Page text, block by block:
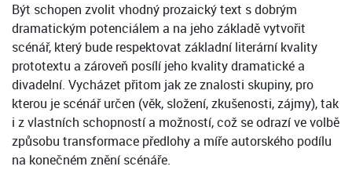
Být schopen zvolit vhodný prozaický text s dobrým
dramatickým potenciálem a na jeho základě vytvořit
scénář, který bude respektovat základní literární kvality
prototextu a zároveň posílí jeho kvality dramatické a
divadelní. Vycházet přitom jak ze znalosti skupiny, pro
kterou je scénář určen (věk, složení, zkušenosti, zájmy), tak
i z vlastních schopností a možností, což se odrazí ve volbě
způsobu transformace předlohy a míře autorského podílu
na konečném znění scénáře.